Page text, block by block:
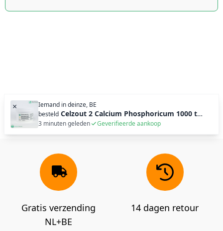
× Iemand indeinze, BE
besteld Celzout 2 Calcium Phosphoricum 1000 tabl (250g)
3 minuten geleden Geverifieerde aankoop
Gratis verzending
NL+BE
14 dagen retour